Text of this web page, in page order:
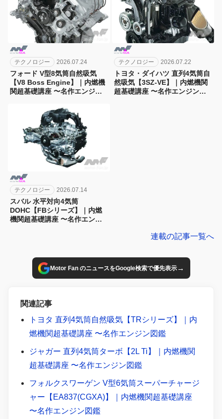
テクノロジー 2026.07.24
フォード V型8気筒自然吸気
【V8 Boss Engine】｜内燃機
関超基礎講座 〜名作エンジン
テクノロジー 2026.07.22
トヨタ・ダイハツ 直列4気筒自
然吸気【3SZ-VE】｜内燃機関
超基礎講座 〜名作エンジン図
テクノロジー 2026.07.14
スバル 水平対向4気筒
DOHC【FBシリーズ】｜内燃
機関超基礎講座 〜名作エンジ
連載の記事一覧へ
Motor Fan のニュースをGoogle検索で優先表示→
関連記事
トヨタ 直列4気筒自然吸気【TRシリーズ】｜内
燃機関超基礎講座 〜名作エンジン図鑑
ジャガー 直列4気筒ターボ【2L Ti】｜内燃機関
超基礎講座 〜名作エンジン図鑑
フォルクスワーゲン V型6気筒スーパーチャージ
ャー【EA837(CGXA)】｜内燃機関超基礎講座
〜名作エンジン図鑑